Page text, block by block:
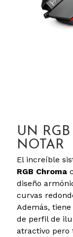
UN
NOTAR
El increíble
RGB Chroma
diseño
curvas
Además,
de perfil de
atractivo pero